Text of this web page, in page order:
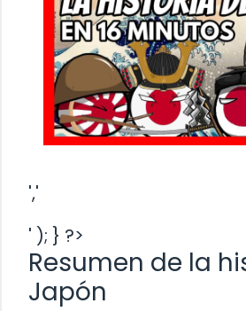
','
' ); } ?>
Resumen de la
Japón